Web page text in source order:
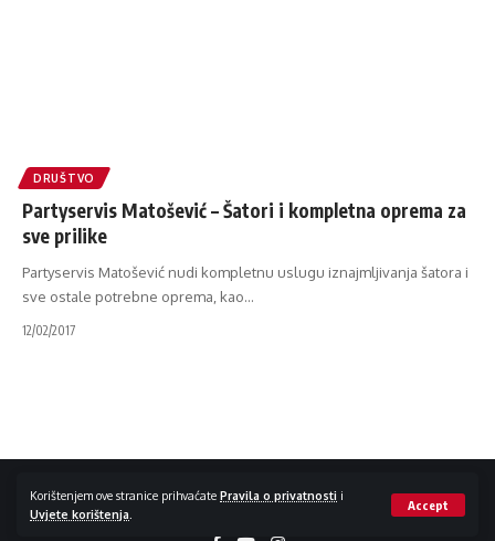
Korištenjem ove stranice prihvaćate Pravila o privatnosti i
Uvjete korištenja
Accept
DRUŠTVO
Partyservis Matošević – Šatori i kompletna oprema za
sve prilike
Partyservis Matošević nudi kompletnu uslugu iznajmljivanja šatora i
sve ostale potrebne oprema, kao…
12/02/2017